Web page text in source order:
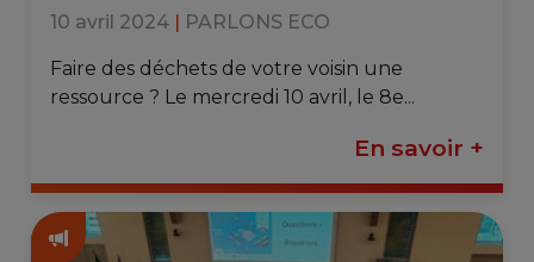
10 avril 2024 | PARLONS ECO
Faire des déchets de votre voisin une
ressource ? Le mercredi 10 avril, le 8e...
En savoir +